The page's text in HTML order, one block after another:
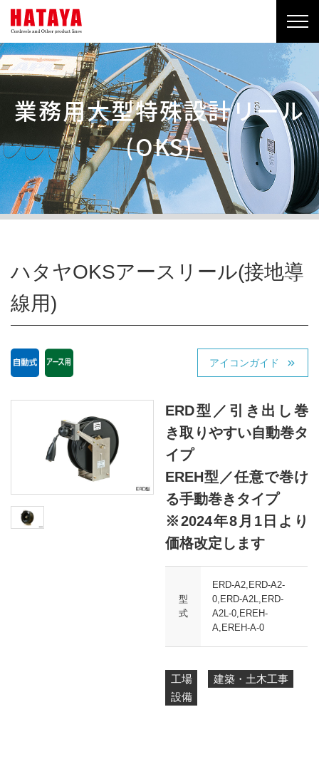
業務用大型特殊設計リール
(OKS)
ハタヤOKSアースリール(接地導
線用)
アイコンガイド
ERD型／引き出し巻
き取りやすい自動巻タ
イプ
EREH型／任意で巻け
る手動巻きタイプ
※2024年8月1日より
価格改定します
型
式
ERD-A2,ERD-A2-
0,ERD-A2L,ERD-
A2L-0,EREH-
A,EREH-A-0
工場
建築・土木工事
設備